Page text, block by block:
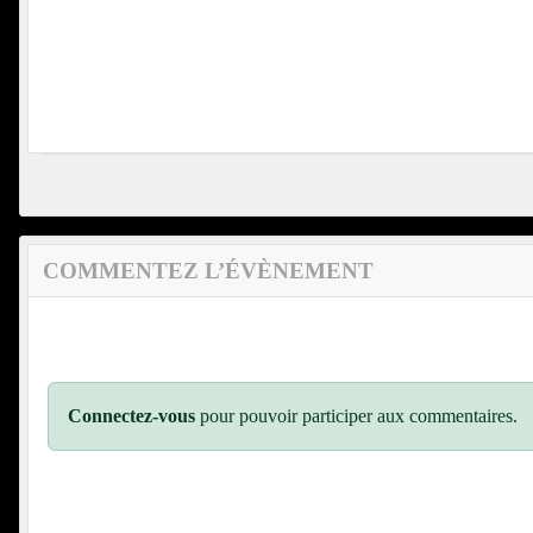
COMMENTEZ L’ÉVÈNEMENT
Connectez-vous pour pouvoir participer aux commentaires.